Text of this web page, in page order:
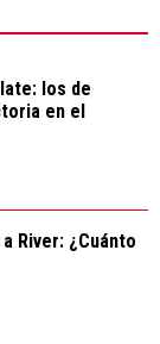
los de
en el
River: ¿Cuánto